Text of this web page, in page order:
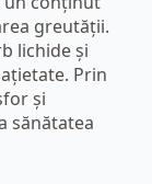
greutății.
lichide și
Prin
și
sănătatea